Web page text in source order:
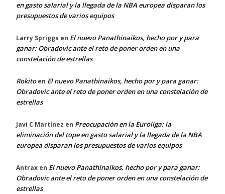
en gasto salarial y la llegada de la NBA europea disparan los
presupuestos de varios equipos
Larry Spriggs en El nuevo Panathinaikos, hecho por y para
ganar: Obradovic ante el reto de poner orden en una
constelación de estrellas
Rokitoen El nuevo Panathinaikos, hecho por y para ganar:
Obradovic ante el reto de poner orden en una constelación de
estrellas
Javi C Martínez en Preocupación en la Euroliga: la
eliminación del tope en gasto salarial y la llegada de la NBA
europea disparan los presupuestos de varios equipos
Antrax en El nuevo Panathinaikos, hecho por y para ganar:
Obradovic ante el reto de poner orden en una constelación de
estrellas